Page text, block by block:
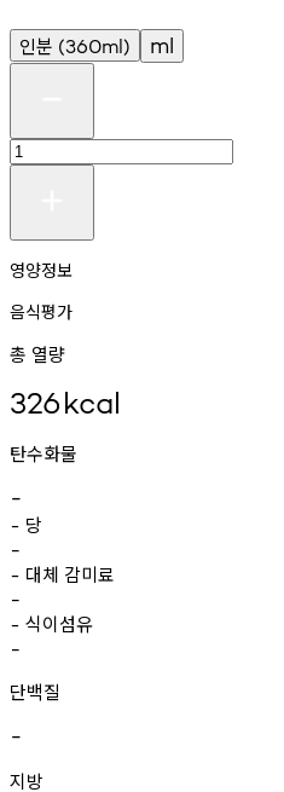
인분 (360ml) ml
영양정보
음식평가
총 열량
326kcal
탄수화물
-
- 당
-
- 대체 감미료
-
- 식이섬유
-
단백질
-
지방